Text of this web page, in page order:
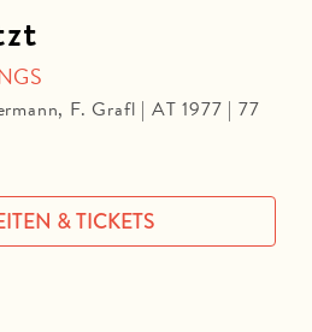
F. Grafl | AT 1977 | 77
& TICKETS